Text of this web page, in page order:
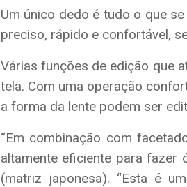
Um único dedo é tudo o que
preciso, rápido e confortável,
Várias funções de edição que
tela. Com uma operação
a forma da lente podem ser
“Em combinação com
altamente eficiente para fazer
(matriz japonesa). “Esta é